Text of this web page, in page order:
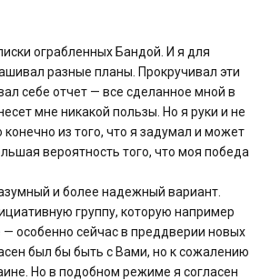
ограбленных Бандой. И я для
разные планы. Прокручивал эти
себе отчет — все сделанное мной в
мне никакой пользы. Но я руки и не
конечно из того, что я задумал и может
вероятность того, что моя победа
и более надежный вариант.
группу, которую например
— особенно сейчас в преддверии новых
был бы быть с Вами, но к сожалению
Но в подобном режиме я согласен